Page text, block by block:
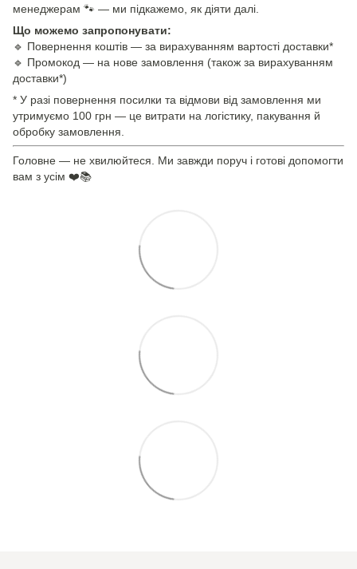
менеджерам 🐾 — ми підкажемо, як діяти далі.
Що можемо запропонувати:
🔹 Повернення коштів — за вирахуванням вартості доставки*
🔹 Промокод — на нове замовлення (також за вирахуванням
доставки*)
* У разі повернення посилки та відмови від замовлення ми
утримуємо 100 грн — це витрати на логістику, пакування й
обробку замовлення.
Головне — не хвилюйтеся. Ми завжди поруч і готові допомогти
вам з усім ❤️📚